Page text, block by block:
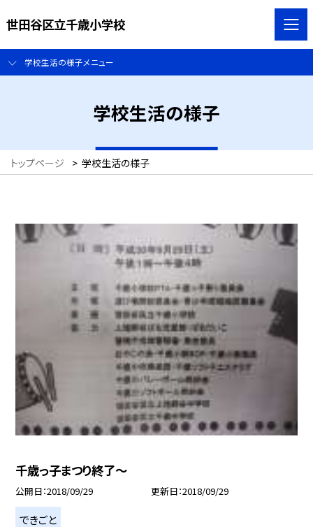
世田谷区立千歳小学校
学校生活の様子メニュー
学校生活の様子
トップページ > 学校生活の様子
千歳っ子まつり終了〜
公開日 2018/09/29 更新日 2018/09/29
できごと